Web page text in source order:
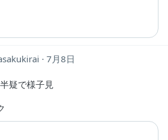
7月8日
疑で様子見